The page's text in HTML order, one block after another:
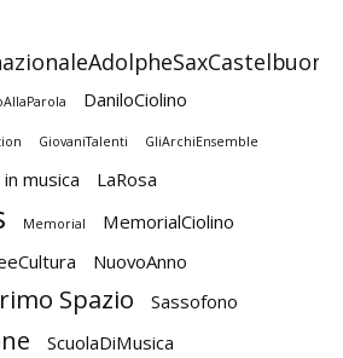
DaniloCiolino
GiovaniTalenti GliArchiEnsemble
in musica LaRosa
Memorial
MemorialCiolino
NuovoAnno
Spazio Sassofono
ScuolaDiMusica